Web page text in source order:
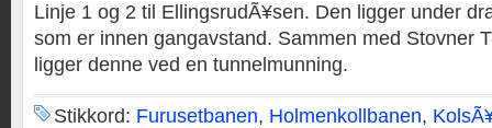
Linje 1 og 2 til EllingsrudÃ¥sen. Den ligger under
som er innen gangavstand. Sammen med Stovner
ligger denne ved en tunnelmunning.
Stikkord: Furusetbanen, Holmenkollbanen,